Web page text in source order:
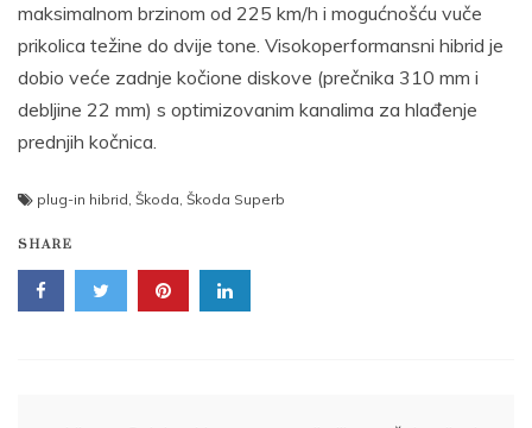
maksimalnom brzinom od 225 km/h i mogućnošću vuče
prikolica težine do dvije tone. Visokoperformansni hibrid je
dobio veće zadnje kočione diskove (prečnika 310 mm i
debljine 22 mm) s optimizovanim kanalima za hlađenje
prednjih kočnica.
plug-in hibrid, Škoda, Škoda Superb
SHARE